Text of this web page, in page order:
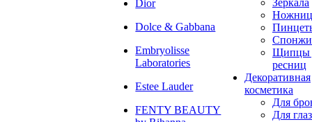
Dior
Dolce & Gabbana
Embryolisse
Laboratories
Estee Lauder
FENTY BEAUTY
Зеркала
Спонжи
Щипцы
ресниц
Декоративная
косметика
Для
Для глаз